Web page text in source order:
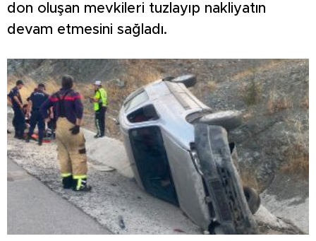
don oluşan mevkileri tuzlayıp nakliyatın
devam etmesini sağladı.